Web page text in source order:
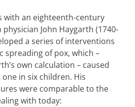
with an eighteenth-century
John Haygarth (1740-
a series of interventions
spreading of pox, which –
own calculation – caused
in six children. His
were comparable to the
with today: